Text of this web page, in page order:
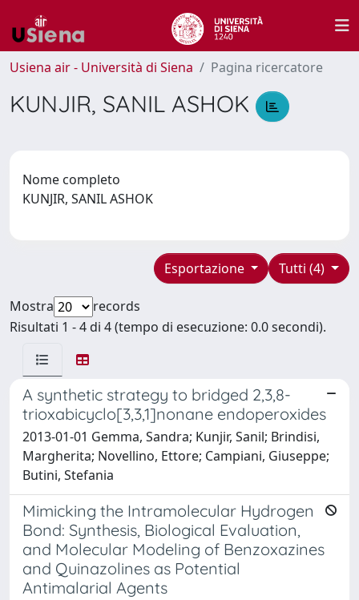
Usiena air - Università di Siena Pagina ricercatore
KUNJIR, SANIL ASHOK
Nome completo
KUNJIR, SANIL ASHOK
Tutti (4)
Esportazione
Mostra
records
Risultati 1 - 4 di 4 (tempo di esecuzione: 0.0 secondi).
A synthetic strategy to bridged 2,3,8-
trioxabicyclo[3,3,1]nonane endoperoxides
2013-01-01 Gemma, Sandra; Kunjir, Sanil; Brindisi,
Margherita; Novellino, Ettore; Campiani, Giuseppe;
Butini, Stefania
Mimicking the Intramolecular Hydrogen
Bond: Synthesis, Biological Evaluation,
and Molecular Modeling of Benzoxazines
and Quinazolines as Potential
Antimalarial Agents